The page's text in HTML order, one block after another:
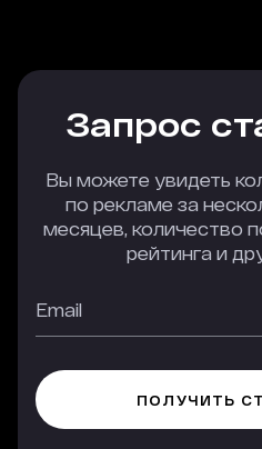
Запрос
Вы можете увидеть
по рекламе за
месяцев, количество
рейтинга и